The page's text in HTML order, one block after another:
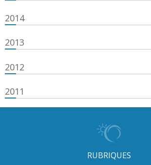
2014
2013
2012
2011
RUBRIQUES